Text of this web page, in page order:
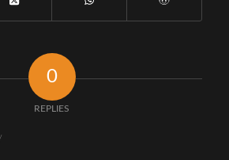
0
REPLIES